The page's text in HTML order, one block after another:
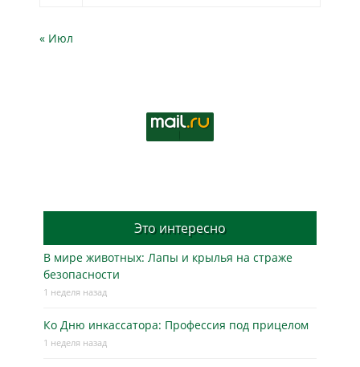
« Июл
Это интересно
В мире животных: Лапы и крылья на страже
безопасности
1 неделя назад
Ко Дню инкассатора: Профессия под прицелом
1 неделя назад